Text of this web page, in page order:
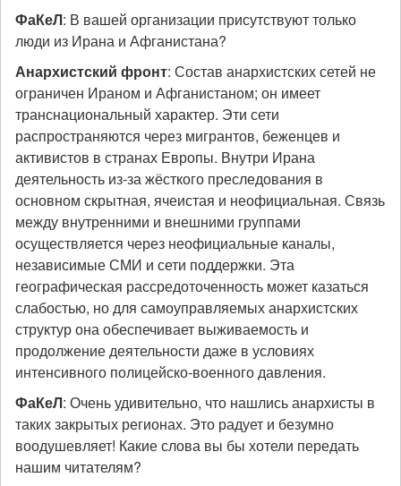
ФаКеЛ: В вашей организации присутствуют только
люди из Ирана и Афганистана?
Анархистский фронт: Состав анархистских сетей не
ограничен Ираном и Афганистаном; он имеет
транснациональный характер. Эти сети
распространяются через мигрантов, беженцев и
активистов в странах Европы. Внутри Ирана
деятельность из-за жёсткого преследования в
основном скрытная, ячеистая и неофициальная. Связь
между внутренними и внешними группами
осуществляется через неофициальные каналы,
независимые СМИ и сети поддержки. Эта
географическая рассредоточенность может казаться
слабостью, но для самоуправляемых анархистских
структур она обеспечивает выживаемость и
продолжение деятельности даже в условиях
интенсивного полицейско-военного давления.
ФаКеЛ: Очень удивительно, что нашлись анархисты в
таких закрытых регионах. Это радует и безумно
воодушевляет! Какие слова вы бы хотели передать
нашим читателям?